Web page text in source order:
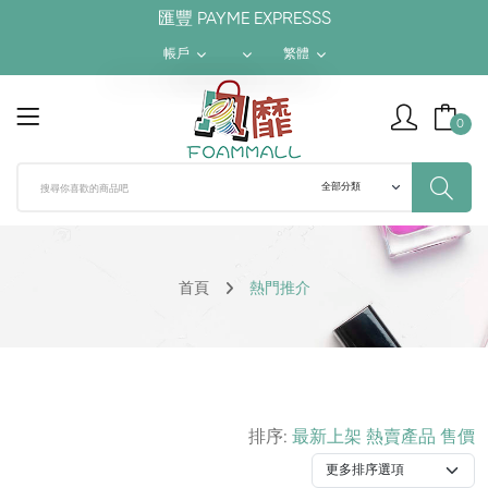
匯豐 PAYME EXPRESSS
帳戶 繁體
繁體
簡体
0
首頁 熱門推介
排序: 最新上架 熱賣產品 售價